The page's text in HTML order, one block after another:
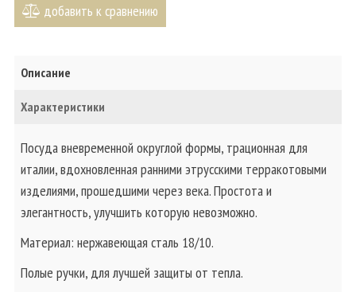
добавить к сравнению
Описание
Характеристики
Посуда вневременной округлой формы, трационная для
италии, вдохновленная ранними этрусскими терракотовыми
изделиями, прошедшими через века. Простота и
элегантность, улучшить которую невозможно.
Материал: нержавеющая сталь 18/10.
Полые ручки, для лучшей защиты от тепла.